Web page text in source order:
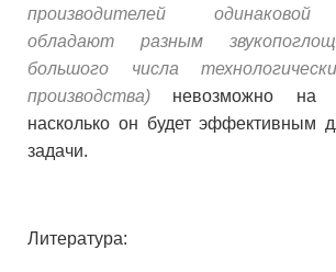
производителей
обладают разным
большого числа
производства) невозможно на
насколько он будет эффективным
задачи.
Литература: